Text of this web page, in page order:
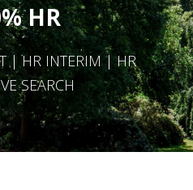
HR
| HR INTERIM | HR
SEARCH